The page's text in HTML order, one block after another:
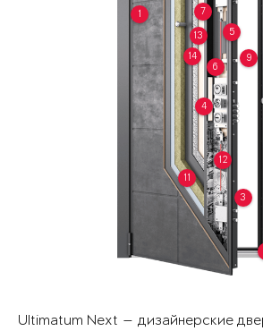
1
3
4
5
6
7
9
11
12
13
14
Ultimatum Next — дизайнерские